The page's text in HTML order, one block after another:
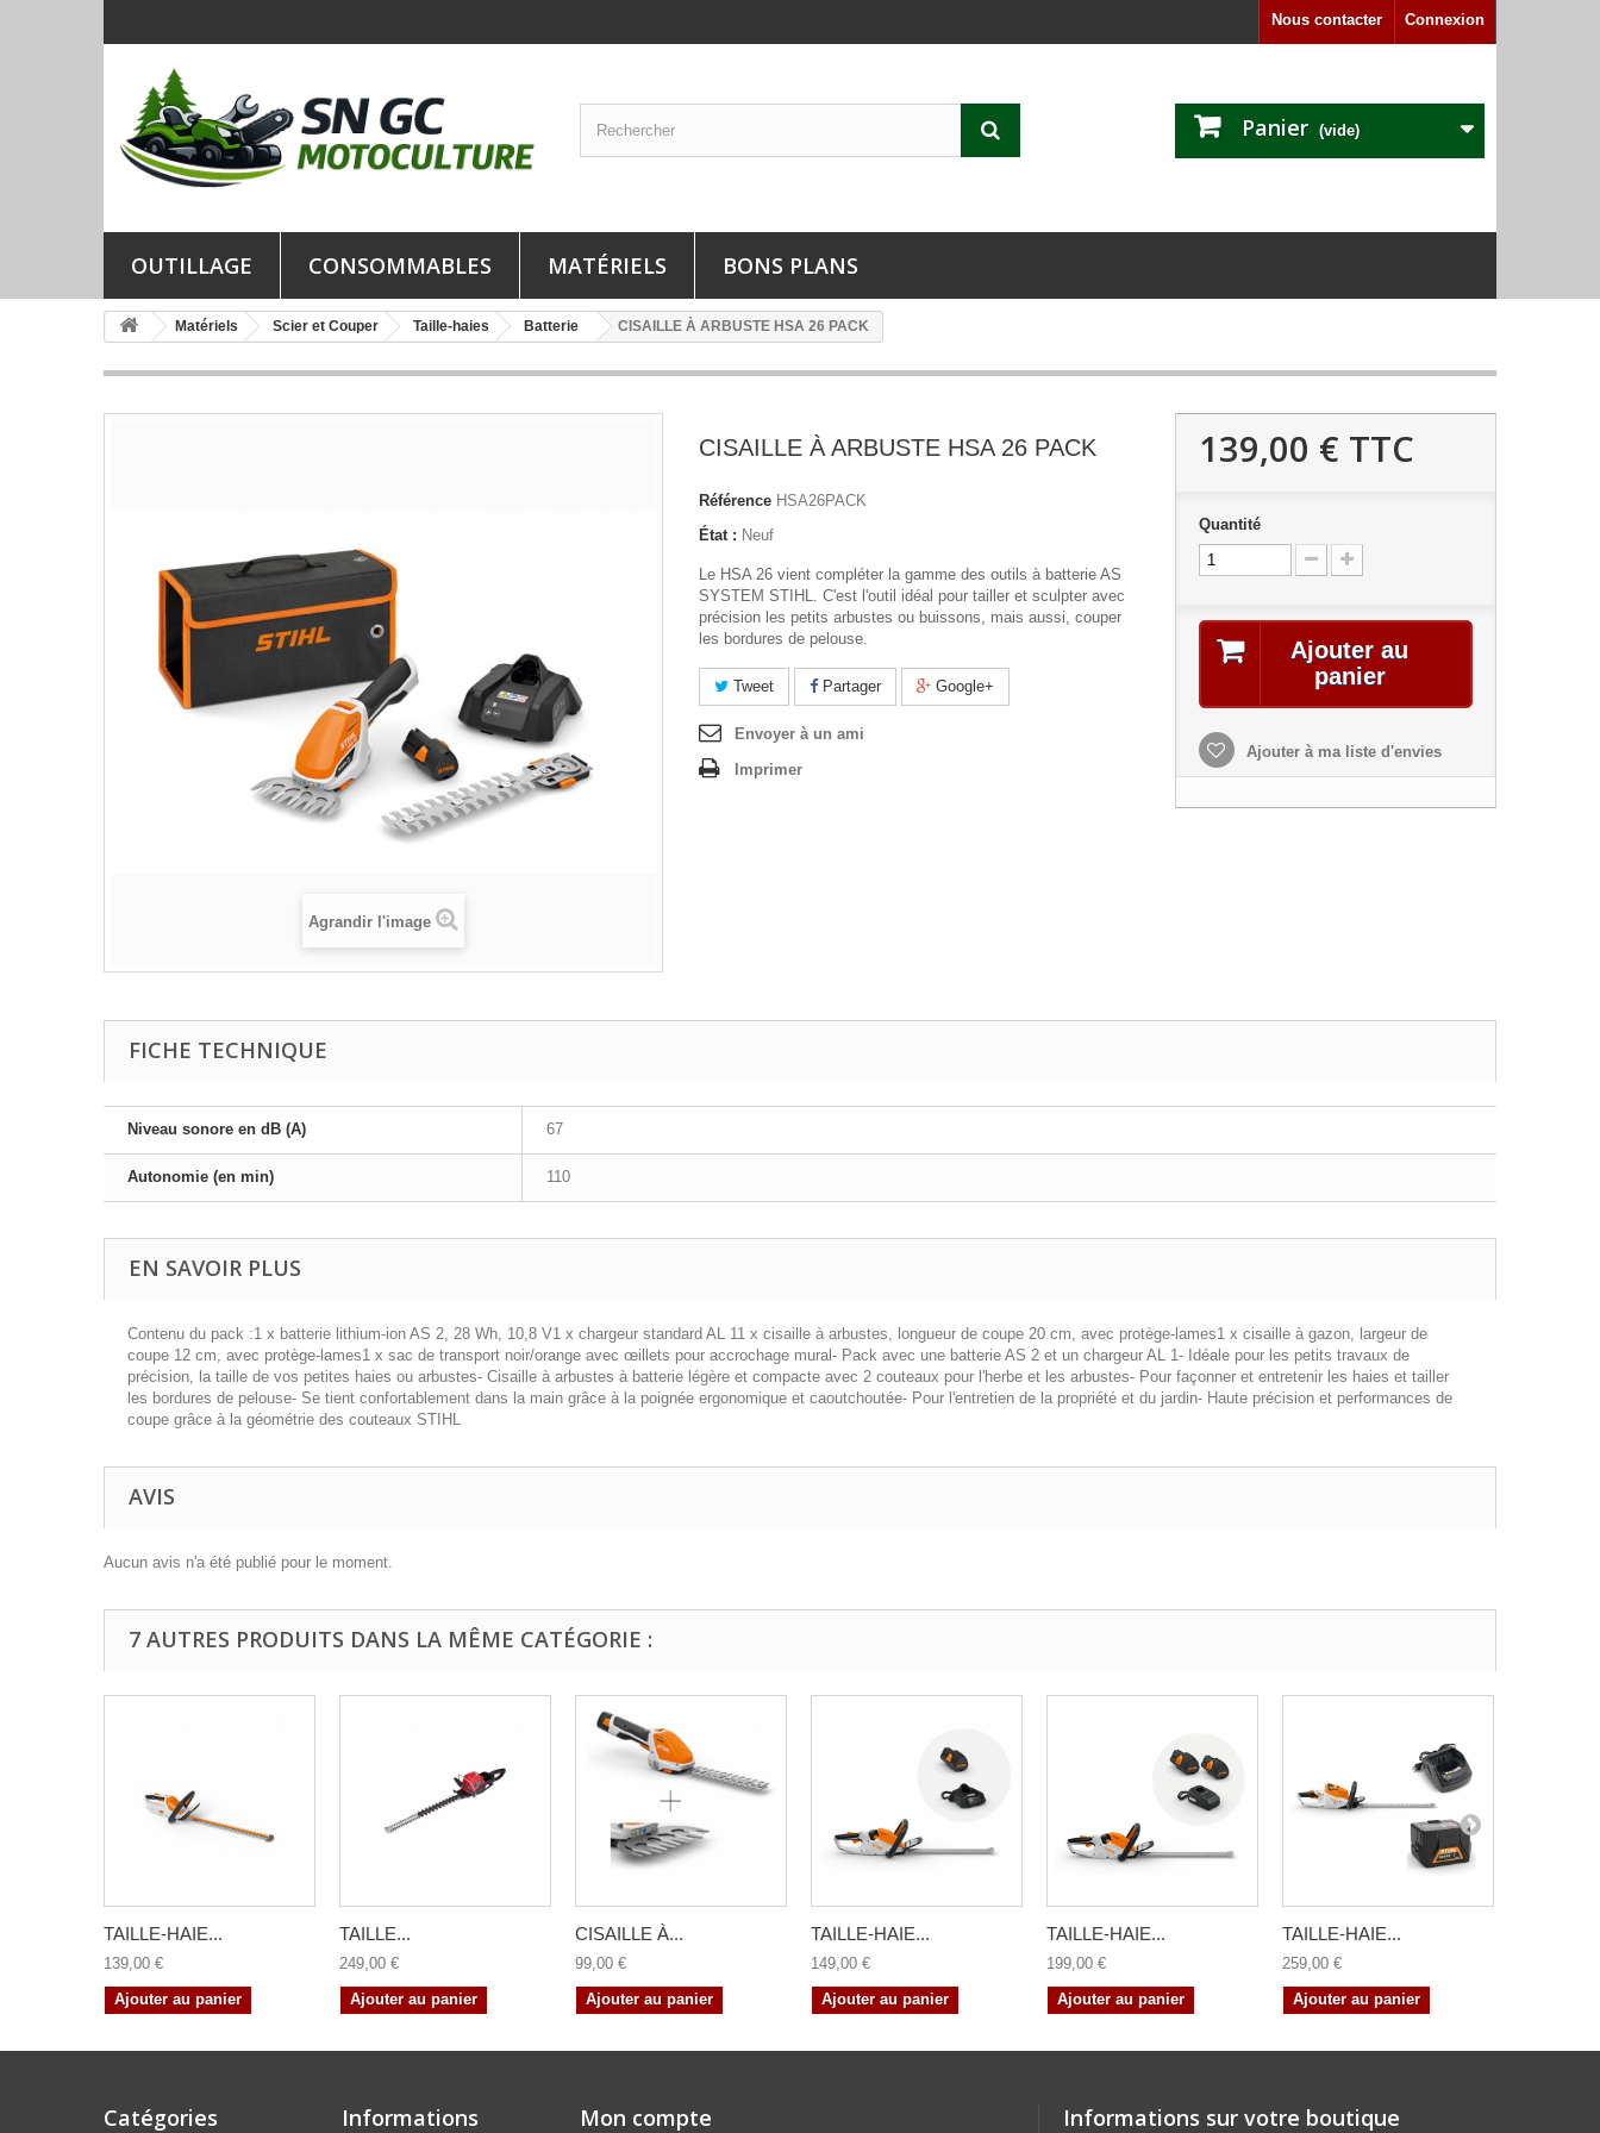
Connexion
Nous contacter
Panier (vide)
OUTILLAGE CONSOMMABLES MATÉRIELS BONS PLANS
Matériels Scier et Couper Taille-haies Batterie CISAILLE À ARBUSTE HSA 26 PACK
Agrandir l'image
CISAILLE À ARBUSTE HSA 26 PACK
Référence HSA26PACK
État : Neuf
Le HSA 26 vient compléter la gamme des outils à batterie AS
SYSTEM STIHL. C'est l'outil idéal pour tailler et sculpter avec
précision les petits arbustes ou buissons, mais aussi, couper
les bordures de pelouse.
Tweet Partager Google+
Envoyer à un ami
Imprimer
139,00 € TTC
Quantité
Ajouter au
panier
Ajouter à ma liste d'envies
FICHE TECHNIQUE
Niveau sonore en dB (A) 67
Autonomie (en min) 110
EN SAVOIR PLUS
Contenu du pack :1 x batterie lithium-ion AS 2, 28 Wh, 10,8 V1 x chargeur standard AL 11 x cisaille à arbustes, longueur de coupe 20 cm, avec protège-lames1 x cisaille à gazon, largeur de
coupe 12 cm, avec protège-lames1 x sac de transport noir/orange avec œillets pour accrochage mural- Pack avec une batterie AS 2 et un chargeur AL 1- Idéale pour les petits travaux de
précision, la taille de vos petites haies ou arbustes- Cisaille à arbustes à batterie légère et compacte avec 2 couteaux pour l'herbe et les arbustes- Pour façonner et entretenir les haies et tailler
les bordures de pelouse- Se tient confortablement dans la main grâce à la poignée ergonomique et caoutchoutée- Pour l'entretien de la propriété et du jardin- Haute précision et performances de
coupe grâce à la géométrie des couteaux STIHL
AVIS
Aucun avis n'a été publié pour le moment.
7 AUTRES PRODUITS DANS LA MÊME CATÉGORIE :
TAILLE-HAIE...
139,00 €
Ajouter au panier
TAILLE...
249,00 €
Ajouter au panier
CISAILLE À...
99,00 €
Ajouter au panier
TAILLE-HAIE...
149,00 €
Ajouter au panier
TAILLE-HAIE...
199,00 €
Ajouter au panier
TAILLE-HAIE...
259,00 €
Ajouter au panier
Catégories Informations Mon compte Informations sur votre boutique